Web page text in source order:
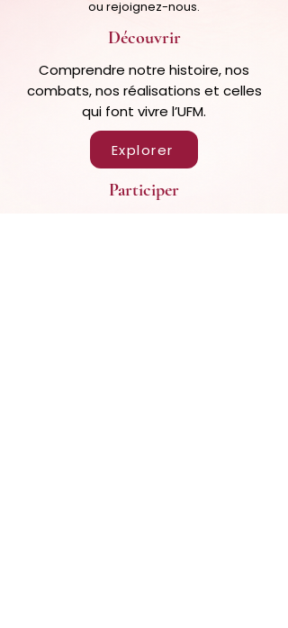
ou rejoignez-nous.
Découvrir
Comprendre notre histoire, nos
combats, nos réalisations et celles
qui font vivre l’UFM.
Explorer
Participer